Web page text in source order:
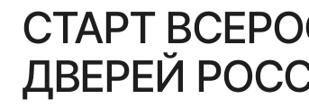
СТАРТ
ДВЕРЕЙ